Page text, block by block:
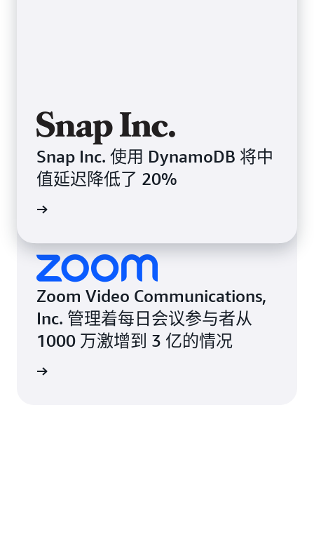
Snap Inc. 使用 DynamoDB 将中
值延迟降低了 20%
Zoom Video Communications,
Inc. 管理着每日会议参与者从
1000 万激增到 3 亿的情况